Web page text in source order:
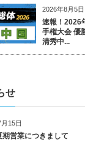
2026年8月5日
速報！2026
手権大会 優
清秀中...
せ
15日
期営業につきまして